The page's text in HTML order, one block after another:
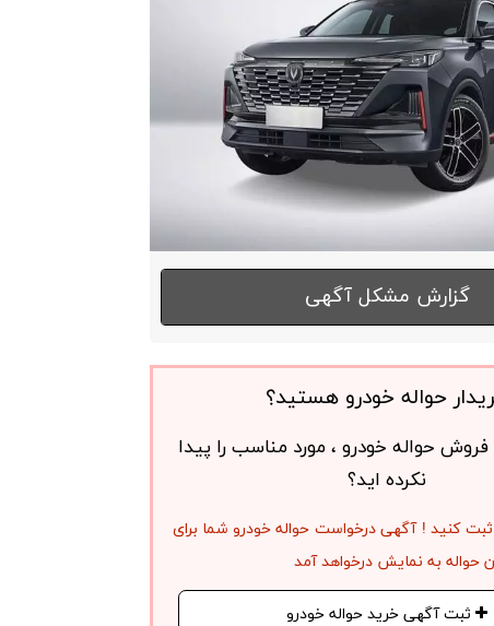
گزارش مشکل آگهی
حواله خودرو هستید؟
حواله خودرو ، مورد مناسب را پیدا
نکرده اید؟
کنید ! آگهی درخواست حواله خودرو شما برای
حواله به نمایش درخواهد آمد
ثبت آگهی خرید حواله خودرو